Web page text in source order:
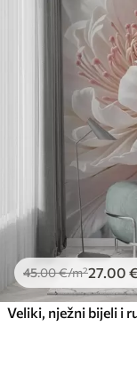
45.00€/m²27.00